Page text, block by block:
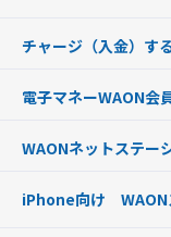
チャージ（入金）す
現金でチャージする
銀行口座・ATMからチ
オートチャージ
ポイントからチャージ
電子マネーWAON会
WAON POINTサービ
WAONネットステー
WAONネットステーシ
iPhone向け WAON